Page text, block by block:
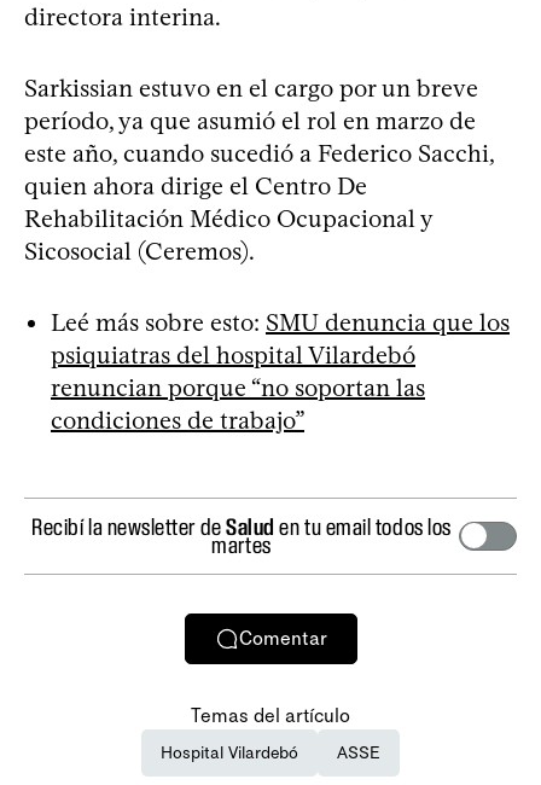
directora interina.
Sarkissian estuvo en el cargo por un breve
período, ya que asumió el rol en marzo de
este año, cuando sucedió a Federico Sacchi,
quien ahora dirige el Centro De
Rehabilitación Médico Ocupacional y
Sicosocial (Ceremos).
Leé más sobre esto: SMU denuncia que los
psiquiatras del hospital Vilardebó
renuncian porque “no soportan las
condiciones de trabajo”
Recibí la newsletter deSalud en tu email todos los
martes
Comentar
Temas del artículo
Hospital Vilardebó ASSE